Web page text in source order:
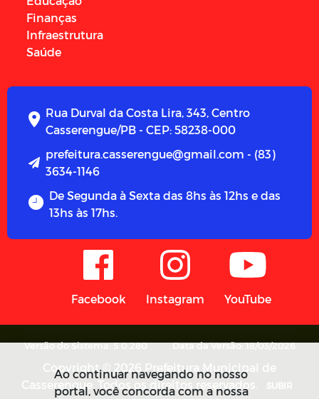
Finanças
Infraestrutura
Saúde
Rua Durval da Costa Lira, 343, Centro
Casserengue/PB - CEP: 58238-000
prefeitura.casserengue@gmail.com - (83)
3634-1146
De Segunda à Sexta das 8hs às 12hs e das
13hs às 17hs.
Facebook Instagram YouTube
Versão do Sistema: 5.0.280 Data da Versão: 18/03/2026
Copyright © 2026 Prefeitura Municipal de
Casserengue. Todos os direitos reservados.
SUBIR
Ao continuar navegando no nosso
portal, você concorda com a nossa